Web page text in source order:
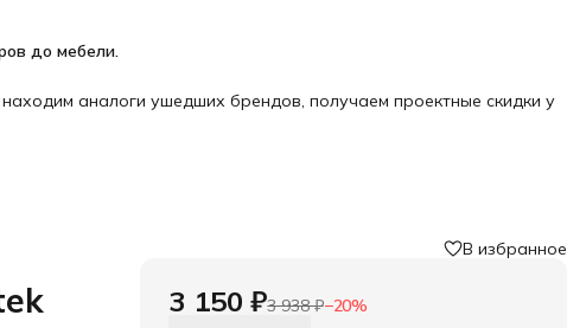
до мебели.
аналоги ушедших брендов, получаем проектные скидки у
В избранное
3 150 ₽3 938 ₽−20%